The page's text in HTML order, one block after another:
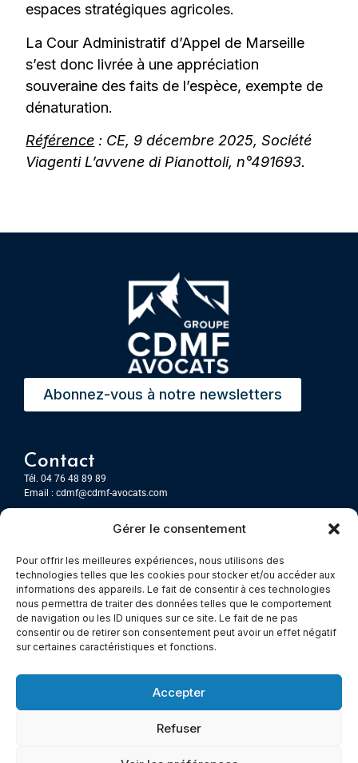
Gérer le consentement
Pour offrir les meilleures expériences, nous utilisons des
technologies telles que les cookies pour stocker et/ou accéder aux
informations des appareils. Le fait de consentir à ces technologies
nous permettra de traiter des données telles que le comportement
de navigation ou les ID uniques sur ce site. Le fait de ne pas
consentir ou de retirer son consentement peut avoir un effet négatif
sur certaines caractéristiques et fonctions.
Accepter
Refuser
espaces stratégiques agricoles.
La Cour Administratif d’Appel de Marseille
s’est donc livrée à une appréciation
souveraine des faits de l’espèce, exempte de
dénaturation.
Référence : CE, 9 décembre 2025, Société
Viagenti L’avvene di Pianottoli, n°491693.
Abonnez-vous à notre newsletters
Contact
Tél. 04 76 48 89 89
Email : cdmf@cdmf-avocats.com
7 Place Firmin Gautier
CS 80476
38016 GRENOBLE, Cedex 1
Chambery
Immeuble le Paris
73000 Chambéry
© All rights reserved